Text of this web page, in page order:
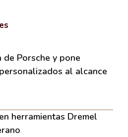
Porsche y pone
al alcance
herramientas Dremel